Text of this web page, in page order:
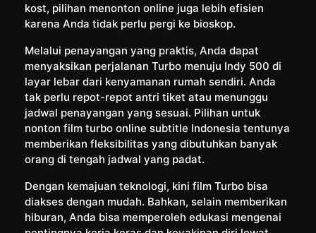
kost, pilihan menonton online juga lebih efisien
karena Anda tidak perlu pergi ke bioskop.
Melalui penayangan yang praktis, Anda dapat
menyaksikan perjalanan Turbo menuju Indy 500 di
layar lebar dari kenyamanan rumah sendiri. Anda
tak perlu repot-repot antri tiket atau menunggu
jadwal penayangan yang sesuai. Pilihan untuk
nonton film turbo online subtitle Indonesia tentunya
memberikan fleksibilitas yang dibutuhkan banyak
orang di tengah jadwal yang padat.
Dengan kemajuan teknologi, kini film Turbo bisa
diakses dengan mudah. Bahkan, selain memberikan
hiburan, Anda bisa memperoleh edukasi mengenai